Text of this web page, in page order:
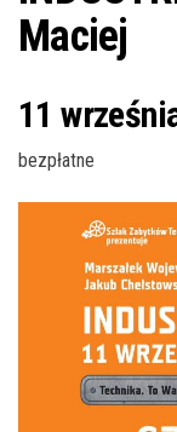
Maciej
11
bezpłatne